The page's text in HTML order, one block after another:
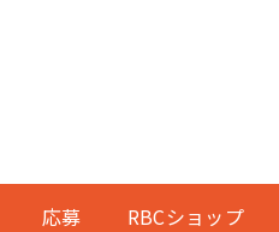
応募 RBCショップ